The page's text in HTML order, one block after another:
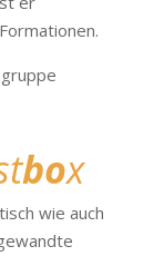
box
wie auch